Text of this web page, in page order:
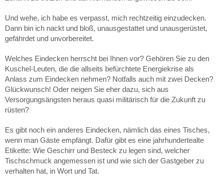
Und wehe, ich habe es verpasst, mich rechtzeitig einzudecken.
Dann bin ich nackt und bloß, unausgestattet und unausgerüstet,
gefährdet und unvorbereitet.
Welches Eindecken herrscht bei Ihnen vor? Gehören Sie zu den
Kuschel-Leuten, die die allseits befürchtete Energiekrise als
Anlass zum Eindecken nehmen? Notfalls auch mit zwei Decken?
Glückwunsch! Oder neigen Sie eher dazu, sich aus
Versorgungsängsten heraus quasi militärisch für die Zukunft zu
rüsten?
Es gibt noch ein anderes Eindecken, nämlich das eines Tisches,
wenn man Gäste empfängt. Dafür gibt es eine jahrhundertealte
Etikette: Wie Geschirr und Besteck zu legen sind, welcher
Tischschmuck angemessen ist und wie sich der Gastgeber zu
verhalten hat, in Wort und Tat.